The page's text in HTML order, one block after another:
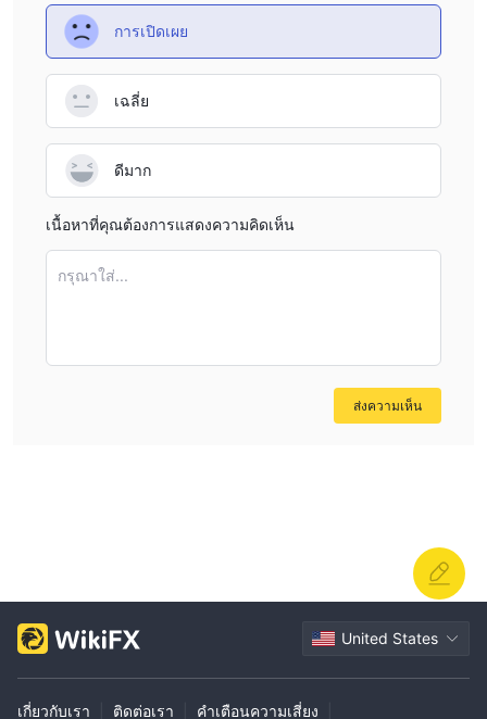
การเปิดเผย
เฉลี่ย
ดีมาก
เนื้อหาที่คุณต้องการแสดงความคิดเห็น
กรุณาใส่...
ส่งความเห็น
United States
เกี่ยวกับเรา ติดต่อเรา คำเตือนความเสี่ยง